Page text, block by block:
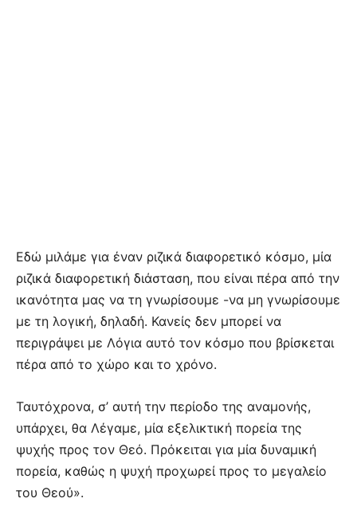
Εδώ μιλάμε για έναν ριζικά διαφορετικό κόσμο, μία
ριζικά διαφορετική διάσταση, που είναι πέρα από την
ικανότητα μας να τη γνωρίσουμε -να μη γνωρίσουμε
με τη λογική, δηλαδή. Κανείς δεν μπορεί να
περιγράψει με Λόγια αυτό τον κόσμο που βρίσκεται
πέρα από το χώρο και το χρόνο.
Ταυτόχρονα, σ’ αυτή την περίοδο της αναμονής,
υπάρχει, θα Λέγαμε, μία εξελικτική πορεία της
ψυχής προς τον Θεό. Πρόκειται για μία δυναμική
πορεία, καθώς η ψυχή προχωρεί προς το μεγαλείο
του Θεού».